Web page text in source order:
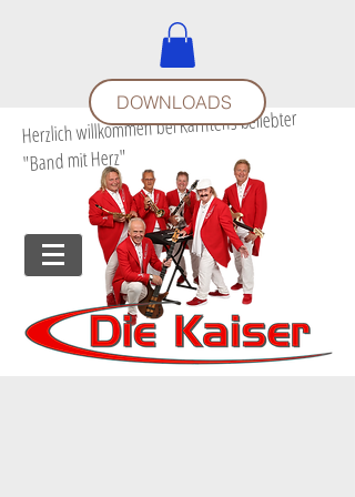
Herzlich willkommen bei Kärntens beliebter
"Band mit Herz"
DOWNLOADS